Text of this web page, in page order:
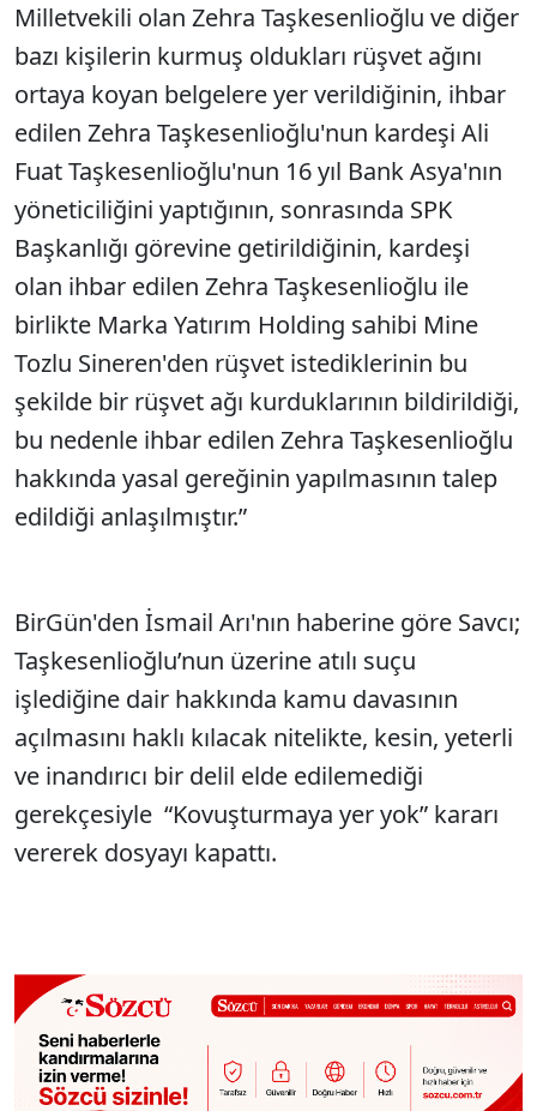
Milletvekili olan Zehra Taşkesenlioğlu ve diğer
bazı kişilerin kurmuş oldukları rüşvet ağını
ortaya koyan belgelere yer verildiğinin, ihbar
edilen Zehra Taşkesenlioğlu'nun kardeşi Ali
Fuat Taşkesenlioğlu'nun 16 yıl Bank Asya'nın
yöneticiliğini yaptığının, sonrasında SPK
Başkanlığı görevine getirildiğinin, kardeşi
olan ihbar edilen Zehra Taşkesenlioğlu ile
birlikte Marka Yatırım Holding sahibi Mine
Tozlu Sineren'den rüşvet istediklerinin bu
şekilde bir rüşvet ağı kurduklarının bildirildiği,
bu nedenle ihbar edilen Zehra Taşkesenlioğlu
hakkında yasal gereğinin yapılmasının talep
edildiği anlaşılmıştır.”
BirGün'den İsmail Arı'nın haberine göre Savcı;
Taşkesenlioğlu’nun üzerine atılı suçu
işlediğine dair hakkında kamu davasının
açılmasını haklı kılacak nitelikte, kesin, yeterli
ve inandırıcı bir delil elde edilemediği
gerekçesiyle “Kovuşturmaya yer yok” kararı
vererek dosyayı kapattı.